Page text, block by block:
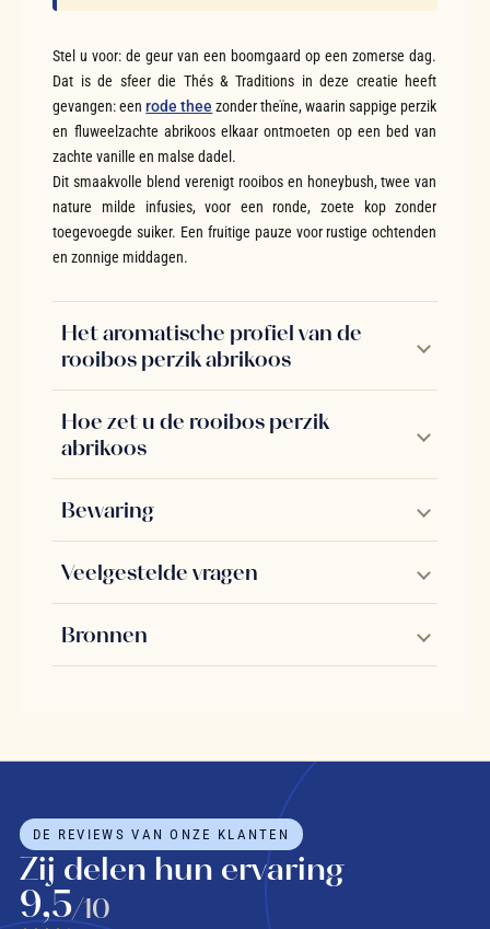
Stel u voor: de geur van een boomgaard op een zomerse dag.
Dat is de sfeer die Thés & Traditions in deze creatie heeft
gevangen: eenrode thee zonder theïne, waarin sappige perzik
en fluweelzachte abrikoos elkaar ontmoeten op een bed van
zachte vanille en malse dadel.
Dit smaakvolle blend verenigt rooibos en honeybush, twee van
nature milde infusies, voor een ronde, zoete kop zonder
toegevoegde suiker. Een fruitige pauze voor rustige ochtenden
en zonnige middagen.
Het aromatische profiel van de
rooibos perzik abrikoos
Hoe zet u de rooibos perzik
abrikoos
Bewaring
Veelgestelde vragen
Bronnen
DE REVIEWS VAN ONZE KLANTEN
Zij delen hun ervaring
9,5/10